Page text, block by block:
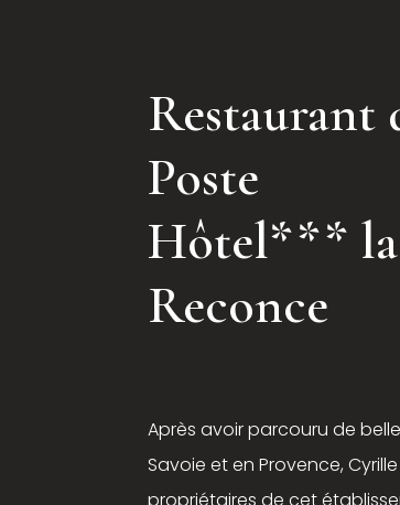
Restaurant
Poste
Hôtel*** la
Reconce
Après avoir parcouru de
Savoie et en Provence,